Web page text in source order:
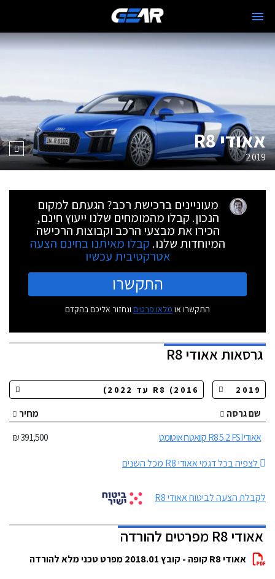
אאודי R8
2019
מעוניינים ברכישת רכב? הגעתם למקום
הנכון. קבלו מהמומחים שלנו ייעוץ חינם,
הכירו את מבצעי הרכב וקבוצות הרכישה
המיוחדות שלנו. קבלו מאיתנו בחינם הצעה
אטרקטיבית עכשיו
התקשרו
התקשרו או מלאו פרטים ונחזור אליכם בהקדם
גרסאותאאודי R8
שם גרסה
מחיר
אאודי R8 5.2 FSI קוואטרו אוטומט
391,500 ₪
לצפיה בכל דגמי אאודי R8 מכל השנים
לקבלת הצעה לביטוח אאודי R8
אאודי R8 מפרטים להורדה
אאודי R8 קופה - קובץ 2018.01 מפרט טכני מלא להורדה